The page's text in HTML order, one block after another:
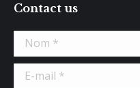
Contact us
Nom *
E-mail *